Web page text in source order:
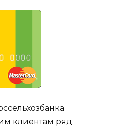
клиентам ряд